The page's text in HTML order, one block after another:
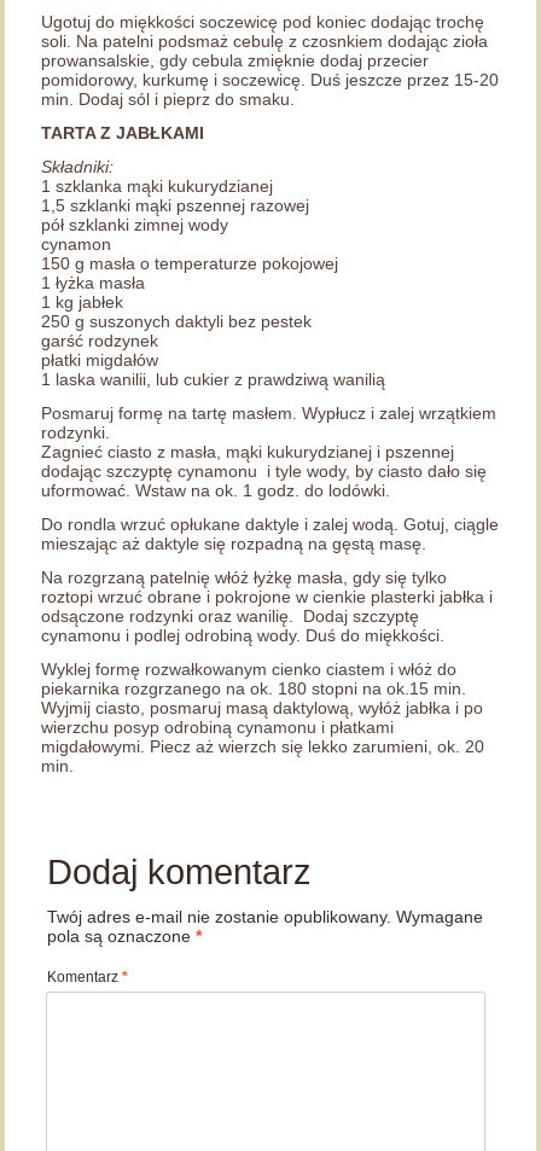
Ugotuj do miękkości soczewicę pod koniec dodając trochę
soli. Na patelni podsmaż cebulę z czosnkiem dodając zioła
prowansalskie, gdy cebula zmięknie dodaj przecier
pomidorowy, kurkumę i soczewicę. Duś jeszcze przez 15-20
min. Dodaj sól i pieprz do smaku.
TARTA Z JABŁKAMI
Składniki:
1 szklanka mąki kukurydzianej
1,5 szklanki mąki pszennej razowej
pół szklanki zimnej wody
cynamon
150 g masła o temperaturze pokojowej
1 łyżka masła
1 kg jabłek
250 g suszonych daktyli bez pestek
garść rodzynek
płatki migdałów
1 laska wanilii, lub cukier z prawdziwą wanilią
Posmaruj formę na tartę masłem. Wypłucz i zalej wrzątkiem
rodzynki.
Zagnieć ciasto z masła, mąki kukurydzianej i pszennej
dodając szczyptę cynamonu i tyle wody, by ciasto dało się
uformować. Wstaw na ok. 1 godz. do lodówki.
Do rondla wrzuć opłukane daktyle i zalej wodą. Gotuj, ciągle
mieszając aż daktyle się rozpadną na gęstą masę.
Na rozgrzaną patelnię włóż łyżkę masła, gdy się tylko
roztopi wrzuć obrane i pokrojone w cienkie plasterki jabłka i
odsączone rodzynki oraz wanilię. Dodaj szczyptę
cynamonu i podlej odrobiną wody. Duś do miękkości.
Wyklej formę rozwałkowanym cienko ciastem i włóż do
piekarnika rozgrzanego na ok. 180 stopni na ok.15 min.
Wyjmij ciasto, posmaruj masą daktylową, wyłóż jabłka i po
wierzchu posyp odrobiną cynamonu i płatkami
migdałowymi. Piecz aż wierzch się lekko zarumieni, ok. 20
min.
Dodaj komentarz
Twój adres e-mail nie zostanie opublikowany. Wymagane
pola są oznaczone*
Komentarz*